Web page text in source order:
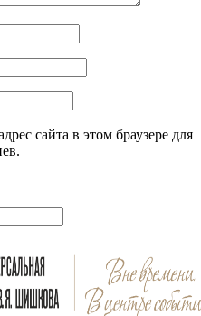
сайта в этом браузере для